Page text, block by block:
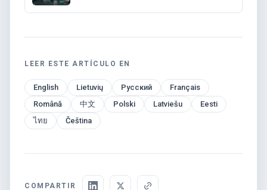
LEER ESTE ARTÍCULO EN
English Lietuvių Русский
Français
Română
中文 Polski Latviešu
Eesti
ไทย
Čeština
COMPARTIR